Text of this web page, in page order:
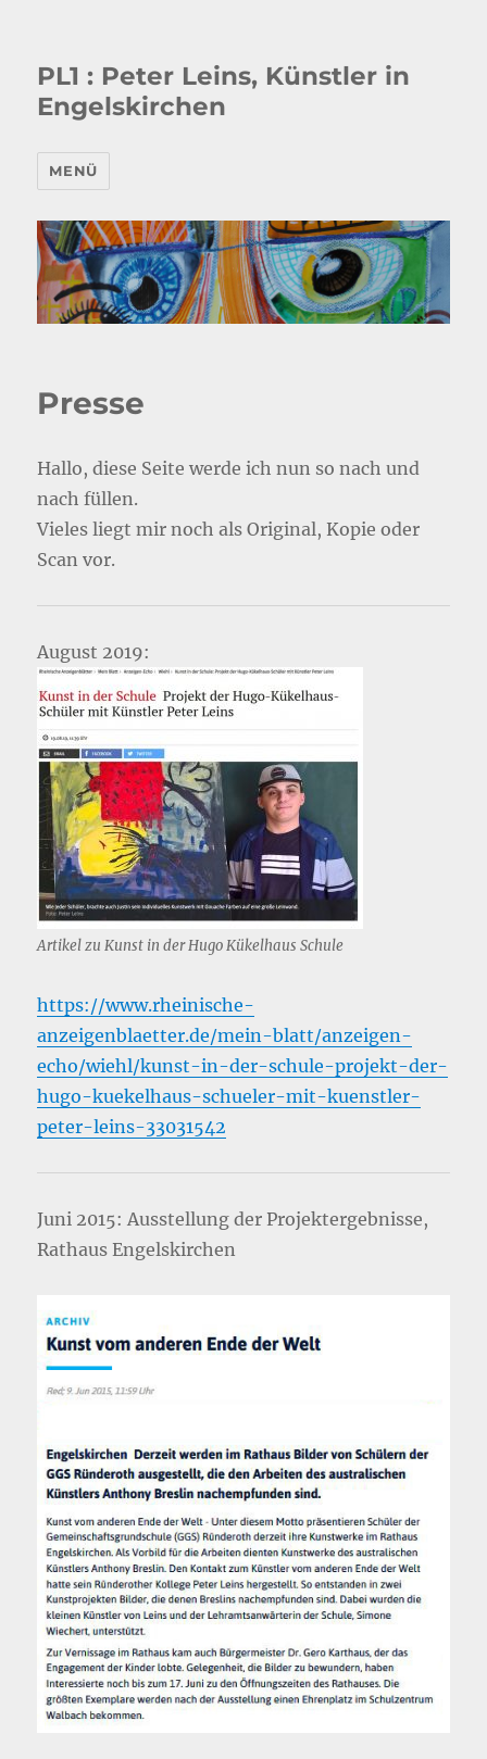
PL1 : Peter Leins, Künstler in
Engelskirchen
MENÜ
Presse
Hallo, diese Seite werde ich nun so nach und
nach füllen.
Vieles liegt mir noch als Original, Kopie oder
Scan vor.
August 2019:
Artikel zu Kunst in der Hugo Kükelhaus Schule
https://www.rheinische-
anzeigenblaetter.de/mein-blatt/anzeigen-
echo/wiehl/kunst-in-der-schule-projekt-der-
hugo-kuekelhaus-schueler-mit-kuenstler-
peter-leins-33031542
Juni 2015: Ausstellung der Projektergebnisse,
Rathaus Engelskirchen